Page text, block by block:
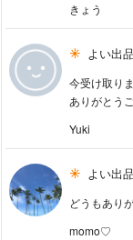
きょう
よい出
今受け取りま
ありがとう
Yuki
よい出
どうもあり
momo♡